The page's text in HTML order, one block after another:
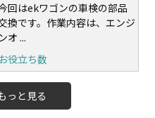
回はekワゴンの車検の部品
換です。作業内容は、エンジ
ンオ ...
お役立ち数
っと見る